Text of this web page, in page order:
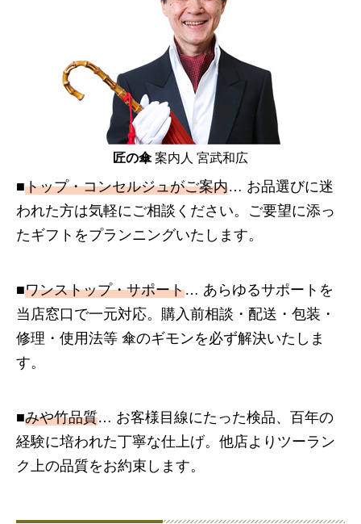
匠の傘案内人 宮武和広
■トップ・コンセルジュがご案内… お品選びに迷
われた方は気軽にご相談ください。ご要望に添っ
たギフトをプランニングいたします。
■ワンストップ・サポート… あらゆるサポートを
当店窓口で一元対応。購入前相談・配送・包装・
修理・使用法等 傘のギモンを必ず解決いたしま
す。
■みや竹品質… お客様目線にたった検品、百年の
経験に培われた丁寧な仕上げ。 他店よりツーラン
ク上の品質をお約束します。